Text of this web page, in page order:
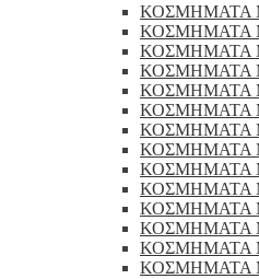
ΚΟΣΜΗΜΑΤΑ
ΚΟΣΜΗΜΑΤΑ
ΚΟΣΜΗΜΑΤΑ
ΚΟΣΜΗΜΑΤΑ
ΚΟΣΜΗΜΑΤΑ
ΚΟΣΜΗΜΑΤΑ
ΚΟΣΜΗΜΑΤΑ
ΚΟΣΜΗΜΑΤΑ
ΚΟΣΜΗΜΑΤΑ
ΚΟΣΜΗΜΑΤΑ
ΚΟΣΜΗΜΑΤΑ
ΚΟΣΜΗΜΑΤΑ
ΚΟΣΜΗΜΑΤΑ
ΚΟΣΜΗΜΑΤΑ